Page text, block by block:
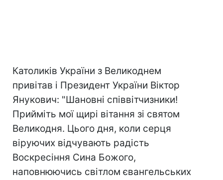
Католиків України з Великоднем
привітав і Президент України Віктор
Янукович: "Шановні співвітчизники!
Прийміть мої щирі вітання зі святом
Великодня. Цього дня, коли серця
віруючих відчувають радість
Воскресіння Сина Божого,
наповнюючись світлом євангельських